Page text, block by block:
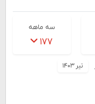
سه ماهه
۱۷۷
تیر ۱۴۰۳